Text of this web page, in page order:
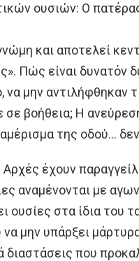
ουσιών: Ο
και αποτελεί
Πώς είναι δυνατόν
να μην αντιλήφθηκαν
σε βοήθεια; Η
της οδού…
έχουν
αναμένονται με
στα ίδια του
μην υπάρξει
που